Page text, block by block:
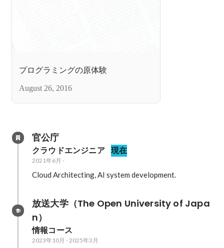
プログラミングの原体験
August 26, 2016
官公庁
クラウドエンジニア 現在
2021年6月 -
Cloud Architecting, AI system development.
放送大学（The Open University of Japa
n）
情報コース
2023年10月 -2025年3月